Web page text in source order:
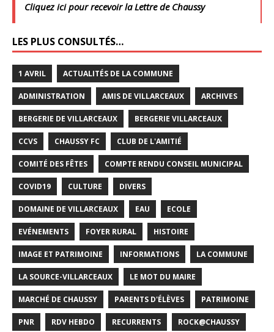
Cliquez ici pour recevoir la Lettre de Chaussy
LES PLUS CONSULTÉS…
1 AVRIL ACTUALITÉS DE LA COMMUNE
ADMINISTRATION AMIS DE VILLARCEAUX ARCHIVES
BERGERIE DE VILLARCEAUX BERGERIE VILLARCEAUX
CCVS CHAUSSY FC CLUB DE L'AMITIÉ
COMITÉ DES FÊTES COMPTE RENDU CONSEIL MUNICIPAL
COVID19 CULTURE DIVERS
DOMAINE DE VILLARCEAUX EAU ECOLE
EVÉNEMENTS FOYER RURAL HISTOIRE
IMAGE ET PATRIMOINE INFORMATIONS LA COMMUNE
LA SOURCE-VILLARCEAUX LE MOT DU MAIRE
MARCHÉ DE CHAUSSY PARENTS D'ÉLÈVES PATRIMOINE
PNR RDV HEBDO RECURRENTS ROCK@CHAUSSY